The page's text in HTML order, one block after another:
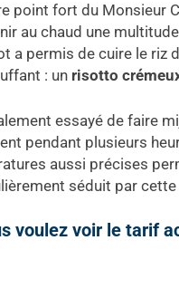
point fort du Monsieur
au chaud une
a permis de cuire le riz
: un risotto
essayé de faire
pendant plusieurs
aussi précises
séduit par
voulez voir le tarif